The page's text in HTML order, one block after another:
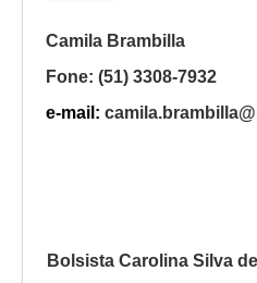
Camila Brambilla
Fone: (51) 3308-7932
e-mail:
Bolsista Carolina Silva